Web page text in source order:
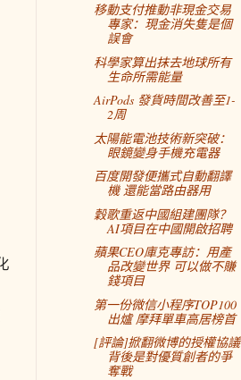
移動支付推動非現金交易
專家：現金消失隻是個
誤會
科學家算出抹去地球所有
生命所需能量
AirPods 發貨時間改善至1-
2周
太陽能電池技術新突破：
眼鏡變身手機充電器
百度開發便攜式自動翻譯
機 還能當路由器用
穀歌重返中國組建團隊？
AI項目在中國開啟招聘
蘋果CEO庫克專訪：用產
品改變世界 可以做不賺
錢項目
第一份微信小程序TOP100
出爐 摩拜單車高居榜首
[評論]掀翻微博的授權協議
背後是對優質創者的爭
奪戰